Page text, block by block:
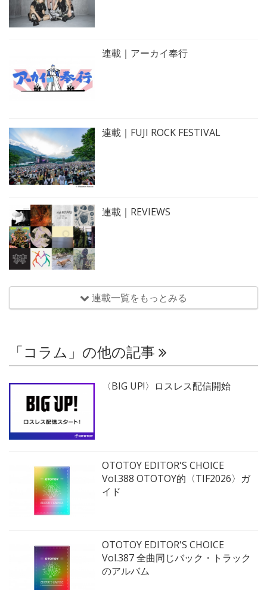
連載｜アーカイ奉行
連載｜FUJI ROCK FESTIVAL
連載｜REVIEWS
連載一覧をもっとみる
「コラム」の他の記事
〈BIG UP!〉ロスレス配信開始
OTOTOY EDITOR'S CHOICE
Vol.388 OTOTOY的〈TIF2026〉ガ
イド
OTOTOY EDITOR'S CHOICE
Vol.387 全曲同じバック・トラック
のアルバム